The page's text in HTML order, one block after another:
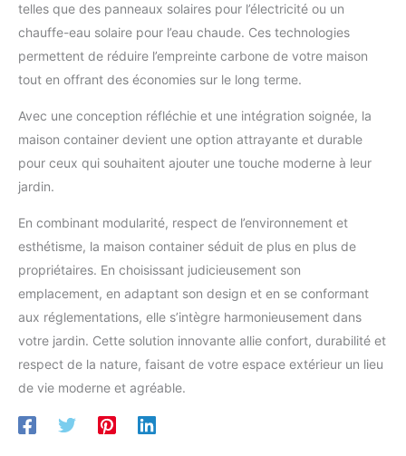
telles que des panneaux solaires pour l’électricité ou un
chauffe-eau solaire pour l’eau chaude. Ces technologies
permettent de réduire l’empreinte carbone de votre maison
tout en offrant des économies sur le long terme.
Avec une conception réfléchie et une intégration soignée, la
maison container devient une option attrayante et durable
pour ceux qui souhaitent ajouter une touche moderne à leur
jardin.
En combinant modularité, respect de l’environnement et
esthétisme, la maison container séduit de plus en plus de
propriétaires. En choisissant judicieusement son
emplacement, en adaptant son design et en se conformant
aux réglementations, elle s’intègre harmonieusement dans
votre jardin. Cette solution innovante allie confort, durabilité et
respect de la nature, faisant de votre espace extérieur un lieu
de vie moderne et agréable.